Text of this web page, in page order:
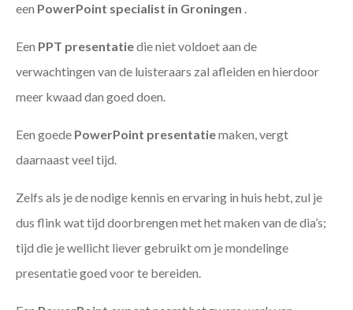
een PowerPoint specialist in Groningen .
Een PPT presentatiedie niet voldoet aan de
verwachtingen van de luisteraars zal afleiden en hierdoor
meer kwaad dan goed doen.
Een goede PowerPoint presentatiemaken, vergt
daarnaast veel tijd.
Zelfs als je de nodige kennis en ervaring in huis hebt, zul je
dus flink wat tijd doorbrengen met het maken van de dia’s;
tijd die je wellicht liever gebruikt om je mondelinge
presentatie goed voor te bereiden.